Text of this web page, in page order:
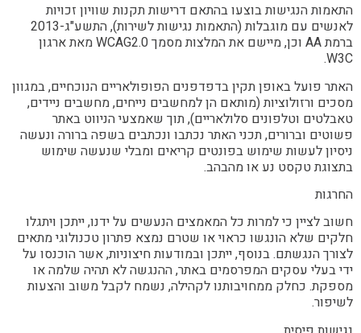
התאמות הנגישות בוצעו בהתאם דרישות תקנות שוויון זכויות
לאנשים עם מוגבלות (התאמות נגישות לשירות), התשע"ג-2013
ברמת AA וכן, מיישם את המלצות מסמך WCAG2.0 מאת ארגון
W3C.
האתר פועל באופן תקין בדפדפנים הפופולאריים הנוכחיים, במגוון
מסכים ורזולוציות (מותאם הן למחשבים נייחים, מחשבים ניידים,
טאבלטים וטלפונים סלולאריים), תוך שאמצעי הניווט באתר
פשוטים וברורים, תכני האתר נכתבו ונכתבים בשפה ברורה ונעשה
ניסיון לעשות שימוש בפונטים קריאים ומבלי שנעשה שימוש
בתצוגת טקסט נע או מהבהב.
החרגות
חשוב לציין כי למרות כל המאמצים הנעשים על ידנו, ייתכן ויתגלו
חלקים שלא הונגשו כראוי או שטרם נמצא פתרון טכנולוגי מתאים
לצורך הנגשתם. בנוסף, ייתכן ובמודעות חיצוניות, אשר הוכנסו על
ידי בעלי עסקים המפרסמים באתר, ההנגשה לא תהיה שלמה או
מספקת. כחלק ממחויבותנו לקהילה, נשמח לקבל משוב והצעות
לשיפור.